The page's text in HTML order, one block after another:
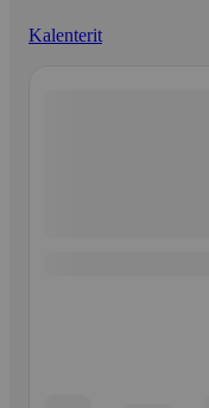
Kalenterit